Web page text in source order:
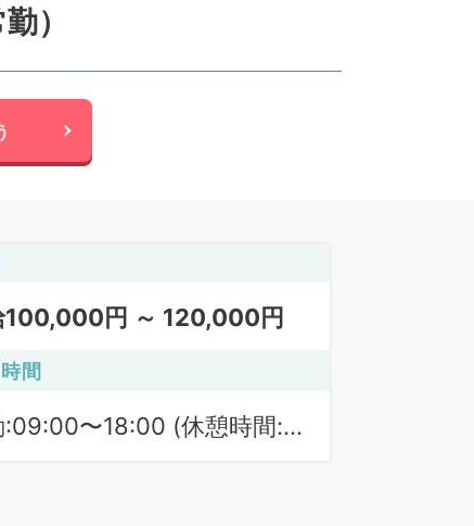
）
100,000円 ～ 120,000円
間
:09:00〜18:00 (休憩時間: